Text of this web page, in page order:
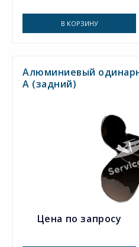
В КОРЗИНУ
Алюминиевый
A (задний)
Цена по запросу